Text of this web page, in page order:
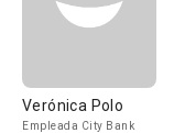
Verónica Polo
Empleada City Bank